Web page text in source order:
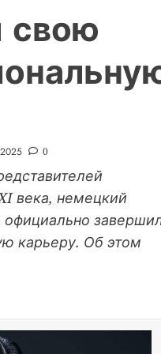
свою
0
века, немецкий
карьеру. Об этом